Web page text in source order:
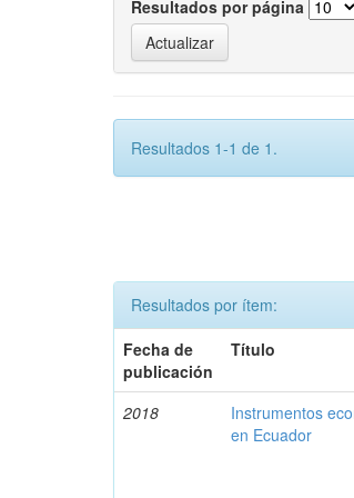
Resultados por página
Resultados 1-1 de 1.
Resultados por ítem:
Fecha de
publicación
Título
2018
Instrumentos
en Ecuador